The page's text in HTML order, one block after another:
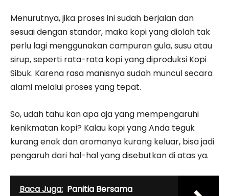
Menurutnya, jika proses ini sudah berjalan dan
sesuai dengan standar, maka kopi yang diolah tak
perlu lagi menggunakan campuran gula, susu atau
sirup, seperti rata-rata kopi yang diproduksi Kopi
Sibuk. Karena rasa manisnya sudah muncul secara
alami melalui proses yang tepat.
So, udah tahu kan apa aja yang mempengaruhi
kenikmatan kopi? Kalau kopi yang Anda teguk
kurang enak dan aromanya kurang keluar, bisa jadi
pengaruh dari hal-hal yang disebutkan di atas ya.
Baca Juga: Panitia Bersama